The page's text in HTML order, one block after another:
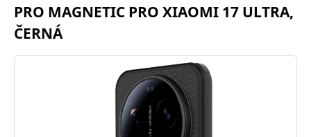
PRO MAGNETIC PRO XIAOMI 17 ULTRA,
ČERNÁ